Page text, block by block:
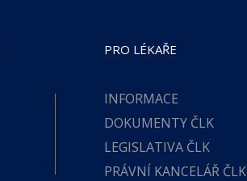
PRO LÉKAŘE
INFORMACE
DOKUMENTY ČLK
LEGISLATIVA ČLK
PRÁVNÍ KANCELÁŘ ČLK